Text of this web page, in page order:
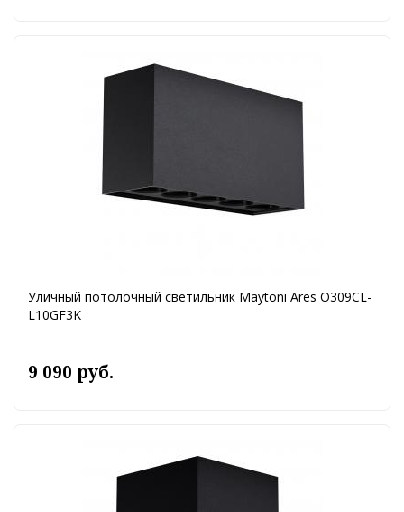
Уличный потолочный светильник Maytoni Ares O309CL-
L10GF3K
9 090 руб.